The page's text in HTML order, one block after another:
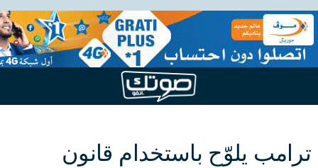
ترامب يلوّح باستخدام قانون